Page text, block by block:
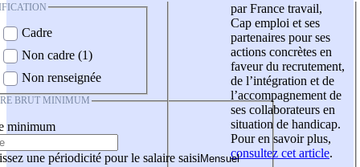
Cadre
Non cadre (1)
Non renseignée
BRUT MINIMUM
minimum
une périodicité pour le salaire saisi
par France travail,
Cap emploi et ses
partenaires pour ses
actions concrètes en
faveur du recrutement,
de l’intégration et de
l’accompagnement de
ses collaborateurs en
situation de handicap.
Pour en savoir plus,
consultez cet article.